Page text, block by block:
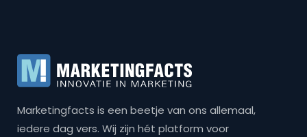
Marketingfacts is een beetje van ons allemaal,
iedere dag vers. Wij zijn hét platform voor